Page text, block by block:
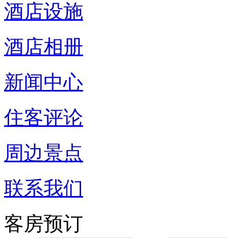
酒店设施
酒店相册
新闻中心
住客评论
周边景点
联系我们
客房预订